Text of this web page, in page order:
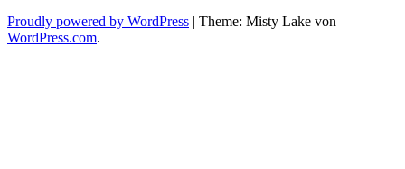
Proudly powered by WordPress | Theme: Misty Lake von
WordPress.com.